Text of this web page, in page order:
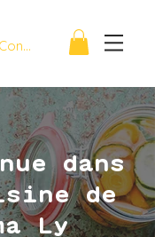
Connexion
dans
de
Ly